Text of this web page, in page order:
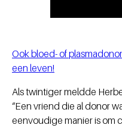
Ook bloed- of
een leven!
Als twintiger meldde
“Een vriend die al donor
eenvoudige manier is om